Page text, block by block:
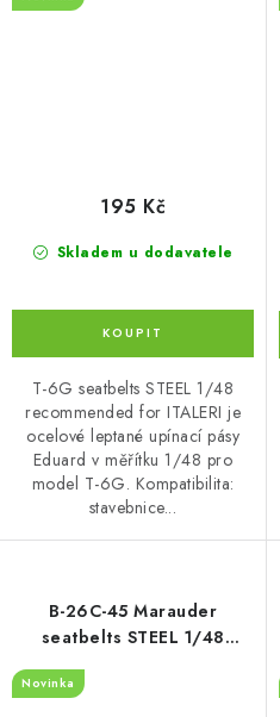
Skladem u dodavatele
195 Kč
T-6G seatbelts STEEL 1/48
recommended for ITALERI je
ocelové leptané upínací pásy
Eduard v měřítku 1/48 pro
model T-6G. Kompatibilita:
stavebnice...
B-26C-45 Marauder
seatbelts STEEL 1/48
Novinka